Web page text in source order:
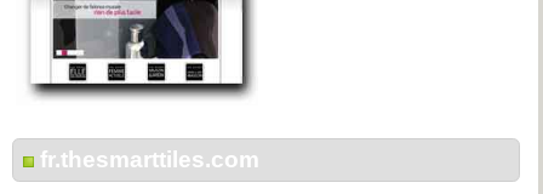
fr.thesmarttiles.com